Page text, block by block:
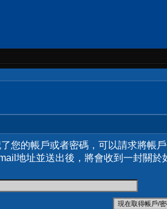
您的帳戶或者密碼，可以請求將帳
地址並送出後，將會收到一封關於